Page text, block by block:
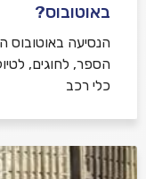
באוטובוס?
הנסיעה באוטובוס
הספר, לחוגים,
כלי רכב